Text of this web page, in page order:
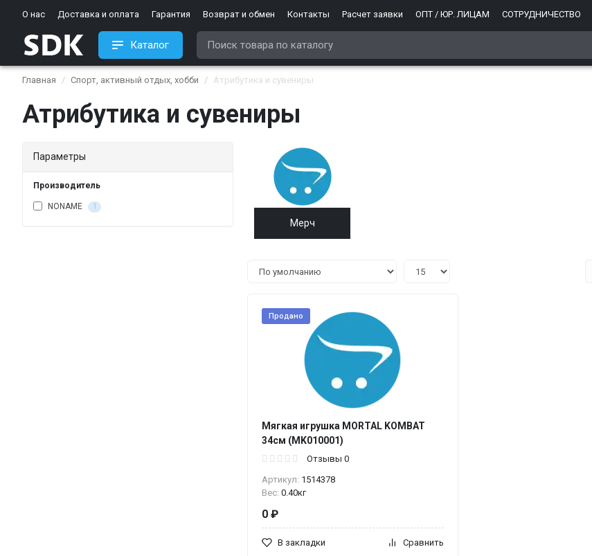
О нас Доставка и оплата Гарантия Возврат и обмен Контакты Расчет заявки ОПТ / ЮР. ЛИЦАМ СОТРУДНИЧЕСТВО
Каталог
Главная Спорт, активный отдых, хобби Атрибутика и сувениры
Атрибутика и сувениры
Параметры
Производитель
NONAME 1
Мерч
Продано
Мягкая игрушка MORTAL KOMBAT
34см (MK010001)
Отзывы 0
Артикул: 1514378
Вес: 0.40кг
0 ₽
В закладки Сравнить